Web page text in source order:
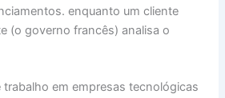
enquanto um cliente
(o governo francês) analisa o
trabalho em empresas tecnológicas